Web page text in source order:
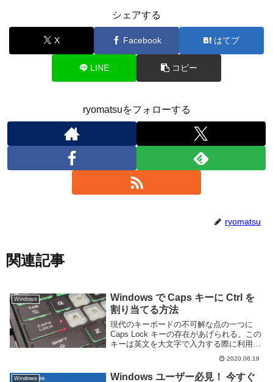
シェアする
X Facebook はてブ
LINE コピー
ryomatsuをフォローする
ryomatsu
関連記事
Windows
Windows で Caps キーに Ctrl を
割り当てる方法
現代のキーボードの不可解な点の一つに
Caps Lock キーの存在があげられる。この
キーは英文を大文字で入力する際に利用さ
れるキーだが、一般的な日本語話術者であ
れば殆ど使う機会は無いだろう。事実俺も
Caps Lock は15年以上利用し...
2020.06.19
Windows
Windows ユーザー必見！ 今すぐ